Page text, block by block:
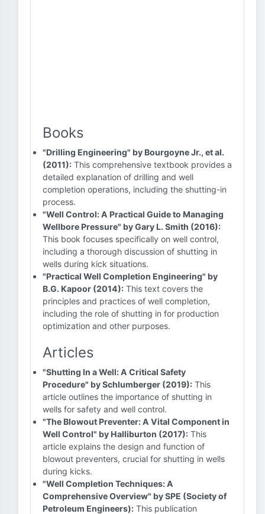
Books
"Drilling Engineering" by Bourgoyne Jr., et al.
(2011): This comprehensive textbook provides a
detailed explanation of drilling and well
completion operations, including the shutting-in
process.
"Well Control: A Practical Guide to Managing
Wellbore Pressure" by Gary L. Smith (2016):
This book focuses specifically on well control,
including a thorough discussion of shutting in
wells during kick situations.
"Practical Well Completion Engineering" by
B.G. Kapoor (2014): This text covers the
principles and practices of well completion,
including the role of shutting in for production
optimization and other purposes.
Articles
"Shutting In a Well: A Critical Safety
Procedure" by Schlumberger (2019): This
article outlines the importance of shutting in
wells for safety and well control.
"The Blowout Preventer: A Vital Component in
Well Control" by Halliburton (2017): This
article explains the design and function of
blowout preventers, crucial for shutting in wells
during kicks.
"Well Completion Techniques: A
Comprehensive Overview" by SPE (Society of
Petroleum Engineers): This publication